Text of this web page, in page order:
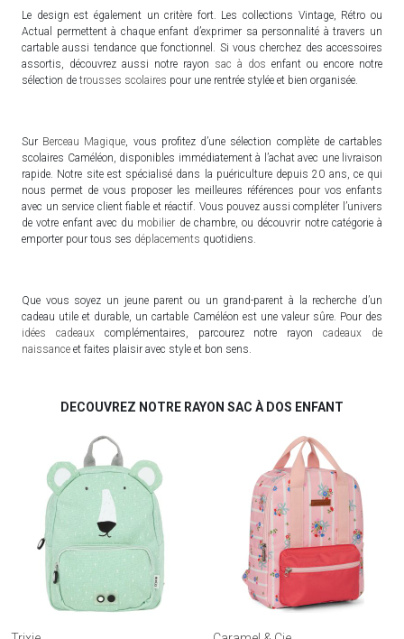
Le design est également un critère fort. Les collections Vintage, Rétro ou
Actual permettent à chaque enfant d’exprimer sa personnalité à travers un
cartable aussi tendance que fonctionnel. Si vous cherchez des accessoires
assortis, découvrez aussi notre rayon sac à dos enfant ou encore notre
sélection de trousses scolaires pour une rentrée stylée et bien organisée.
Sur Berceau Magique , vous profitez d’une sélection complète de cartables
scolaires Caméléon, disponibles immédiatement à l’achat avec une livraison
rapide. Notre site est spécialisé dans la puériculture depuis 20 ans, ce qui
nous permet de vous proposer les meilleures références pour vos enfants
avec un service client fiable et réactif. Vous pouvez aussi compléter l’univers
de votre enfant avec du mobilier de chambre, ou découvrir notre catégorie à
emporter pour tous ses déplacements quotidiens.
Que vous soyez un jeune parent ou un grand-parent à la recherche d’un
cadeau utile et durable, un cartable Caméléon est une valeur sûre. Pour des
idées cadeauxcomplémentaires, parcourez notre rayoncadeaux de
naissance et faites plaisir avec style et bon sens.
DECOUVREZ NOTRE RAYON SAC À DOS ENFANT